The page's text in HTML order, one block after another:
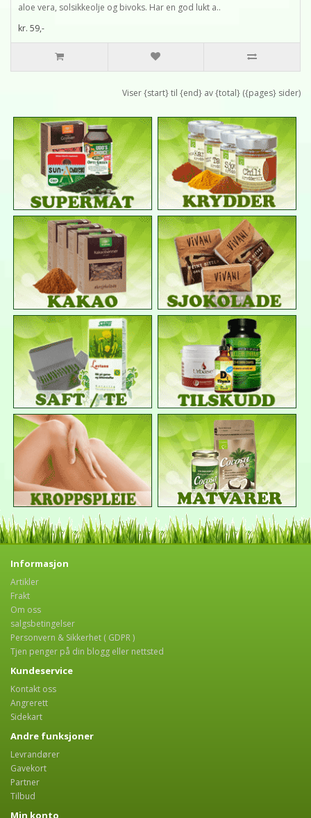
aloe vera, solsikkeolje og bivoks. Har en god lukt a..
kr. 59,-
Viser {start} til {end} av {total} ({pages} sider)
Informasjon
Artikler
Frakt
Om oss
salgsbetingelser
Personvern & Sikkerhet ( GDPR )
Tjen penger på din blogg eller nettsted
Kundeservice
Kontakt oss
Angrerett
Sidekart
Andre funksjoner
Levrandører
Gavekort
Partner
Tilbud